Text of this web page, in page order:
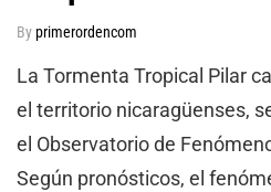
Byprimerordencom
La Tormenta Tropical Pilar
el territorio nicaragüenses,
el Observatorio de
Según pronósticos, el